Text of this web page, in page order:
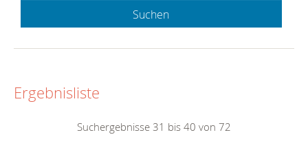
Suchen
Ergebnisliste
Suchergebnisse 31 bis 40 von 72